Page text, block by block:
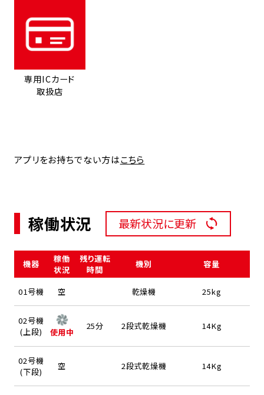
専用ICカード
取扱店
アプリをお持ちでない方はこちら
稼働状況 最新状況に更新
機器
稼働
状況
残り運転
時間
機別 容量
01号機 空 乾燥機 25kg
02号機
(上段)
使用中
25分 2段式乾燥機 14Kg
02号機
(下段)
空 2段式乾燥機 14Kg